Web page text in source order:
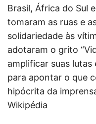
Brasil, África do Sul
tomaram as ruas e
solidariedade às
adotaram o grito
amplificar suas lutas
para apontar o que
hipócrita da
Wikipédia